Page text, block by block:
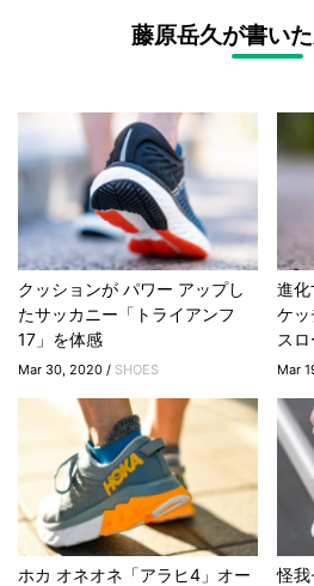
藤原岳久が書い
クッションが パワー アップし
たサッカニー「トライアンフ
17」を体感
Mar 30, 2020 / SHOES
進
ケ
ス
Mar
ホカ オネオネ「アラヒ4」オー
怪